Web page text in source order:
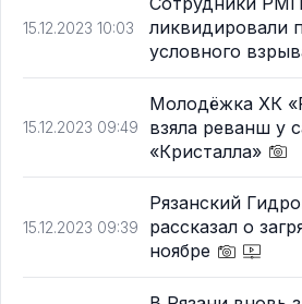
15.12.2023 10:03
ликвидировали
условного
15.12.2023 09:49
Молодёжка ХК
взяла реванш у
«Кристалла»
15.12.2023 09:39
Рязанский
рассказал о
ноябре